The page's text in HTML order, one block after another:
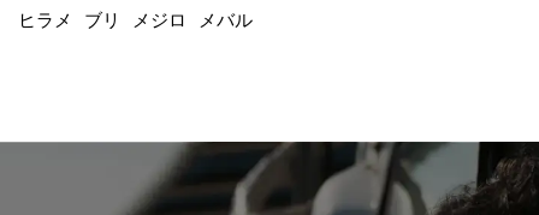
ヒラメ ブリ メジロ メバル